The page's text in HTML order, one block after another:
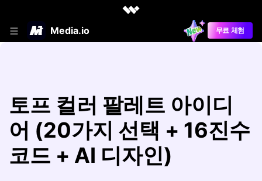
Media.io 무료 체험
토프 컬러 팔레트 아이디
어 (20가지 선택 + 16진수
코드 + AI 디자인)